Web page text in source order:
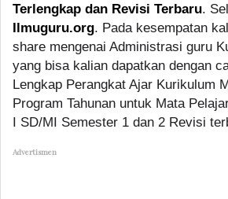
Terlengkap dan Revisi Terbaru.
Ilmuguru.org. Pada kesempatan
share mengenai Administrasi guru
yang bisa kalian dapatkan dengan
Lengkap Perangkat Ajar Kurikulum
Program Tahunan untuk Mata
I SD/MI Semester 1 dan 2 Revisi
Advertismen